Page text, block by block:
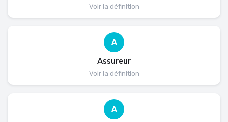
Voir la définition
A
Assureur
Voir la définition
A